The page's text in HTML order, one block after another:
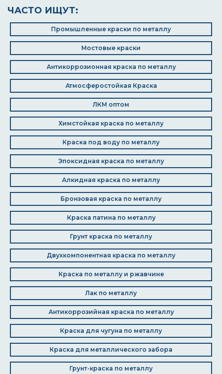
ЧАСТО ИЩУТ:
Промышленные краски по металлу
Мостовые краски
Антикоррозионная краска по металлу
Атмосферостойкая Краска
ЛКМ оптом
Химстойкая краска по металлу
Краска под воду по металлу
Эпоксидная краска по металлу
Алкидная краска по металлу
Бронзовая краска по металлу
Краска патина по металлу
Грунт краска по металлу
Двухкомпонентная краска по металлу
Краска по металлу и ржавчине
Лак по металлу
Антикоррозийная краска по металлу
Краска для чугуна по металлу
Краска для металлического забора
Грунт-краска по металлу